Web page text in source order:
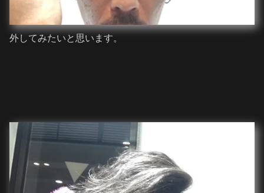
外してみたいと思います。